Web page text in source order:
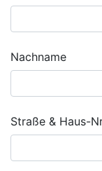
Nachname
Straße & Haus-